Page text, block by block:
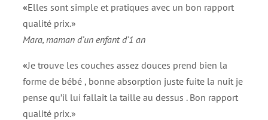
«Elles sont simple et pratiques avec un bon rapport
qualité prix.»
Mara, maman d’un enfant d’1 an
«Je trouve les couches assez douces prend bien la
forme de bébé , bonne absorption juste fuite la nuit je
pense qu’il lui fallait la taille au dessus . Bon rapport
qualité prix.»